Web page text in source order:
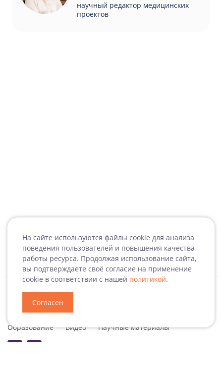
На сайте используются файлы cookie для анализа
поведения пользователей и повышения качества
работы ресурса. Продолжая использование сайта,
вы подтверждаете своё согласие на применение
cookie в соответствии с нашей политикой.
Согласен
научный редактор медицинских
проектов
Образование
Видео Научные материалы